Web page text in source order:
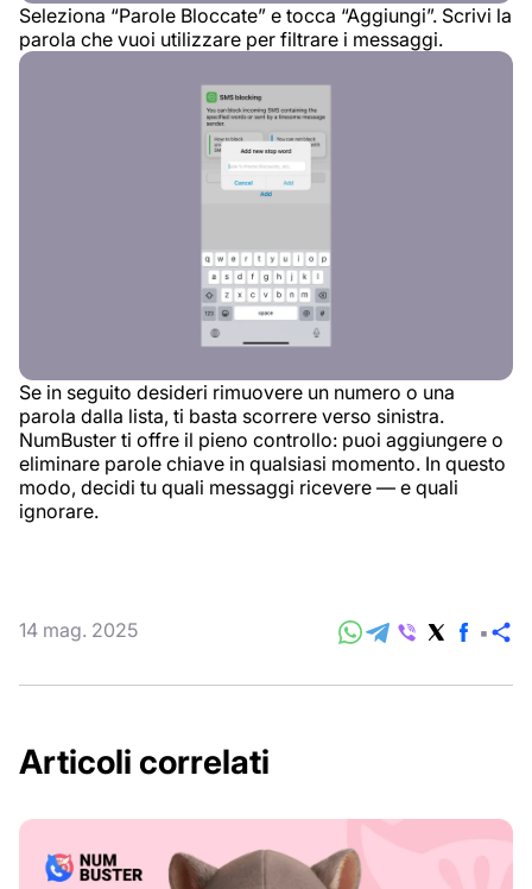
Seleziona “Parole Bloccate” e tocca “Aggiungi”. Scrivi la
parola che vuoi utilizzare per filtrare i messaggi.
Se in seguito desideri rimuovere un numero o una
parola dalla lista, ti basta scorrere verso sinistra.
NumBuster ti offre il pieno controllo: puoi aggiungere o
eliminare parole chiave in qualsiasi momento. In questo
modo, decidi tu quali messaggi ricevere — e quali
ignorare.
14 mag. 2025
Articoli correlati